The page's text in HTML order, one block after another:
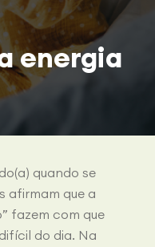
energia
quando se
afirmam que a
fazem com que
do dia. Na